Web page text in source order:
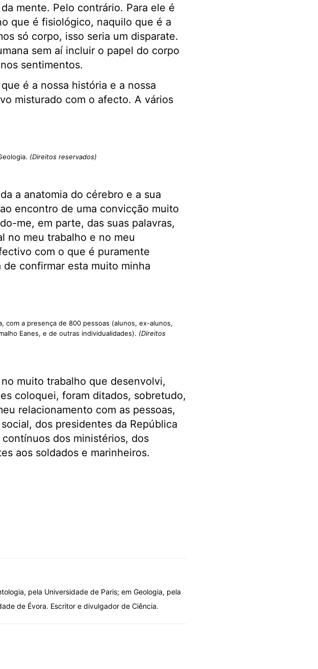
mente. Pelo contrário. Para ele é
que é fisiológico, naquilo que é a
só corpo, isso seria um disparate.
sem aí incluir o papel do corpo
sentimentos.
é a nossa história e a nossa
misturado com o afecto. A vários
(Direitos reservados)
a anatomia do cérebro e a sua
encontro de uma convicção muito
me, em parte, das suas palavras,
no meu trabalho e no meu
com o que é puramente
confirmar esta muito minha
com a presença de 800 pessoas (alunos, ex-alunos,
Eanes, e de outras individualidades). (Direitos
muito trabalho que desenvolvi,
coloquei, foram ditados, sobretudo,
relacionamento com as pessoas,
dos presidentes da República
dos ministérios, dos
aos soldados e marinheiros.
pela Universidade de Paris; em Geologia, pela
de Évora. Escritor e divulgador de Ciência.